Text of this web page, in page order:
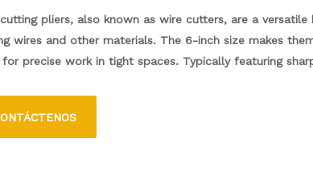
pliers, also known as wire cutters, are a
wires and other materials. The 6-inch size makes
precise work in tight spaces. Typically featuring
wires efficiently.